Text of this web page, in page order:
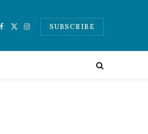
Facebook
X
InstagramSUBSCRIBE